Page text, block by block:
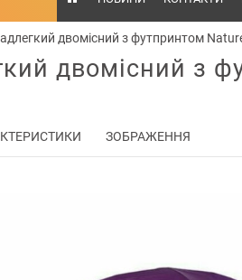
двомісний з футпринтом
двомісний з
ЗОБРАЖЕННЯ